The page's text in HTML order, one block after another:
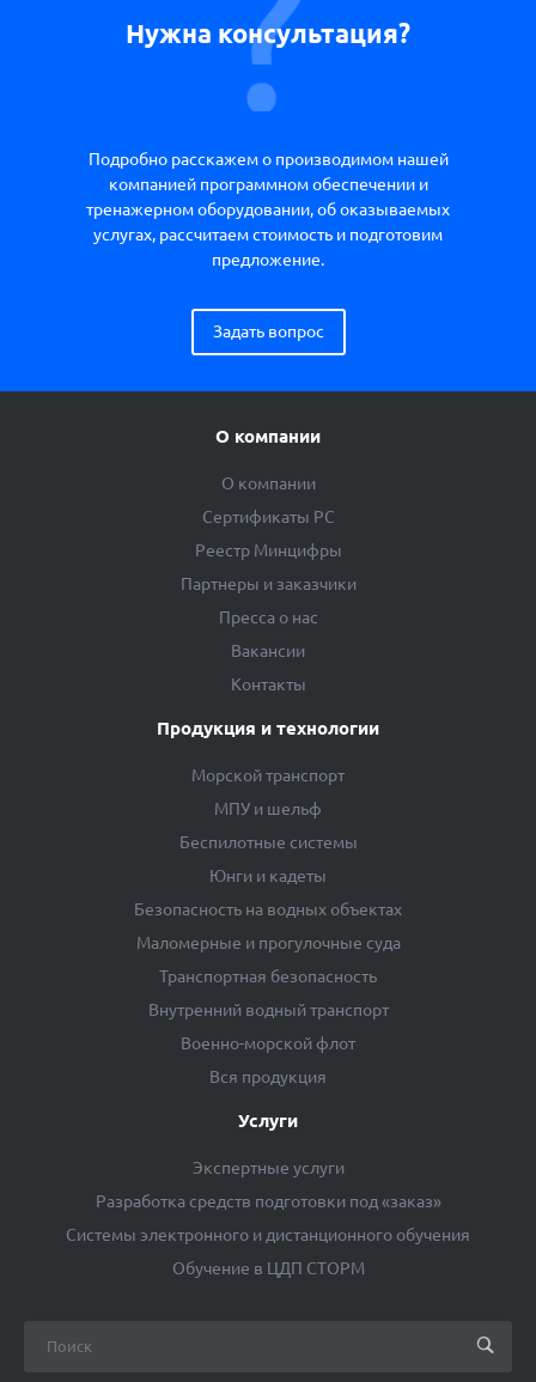
Нужна консультация?
Подробно расскажем о производимом нашей
компанией программном обеспечении и
тренажерном оборудовании, об оказываемых
услугах, рассчитаем стоимость и подготовим
предложение.
Задать вопрос
О компании
О компании
Сертификаты РС
Реестр Минцифры
Партнеры и заказчики
Пресса о нас
Вакансии
Контакты
Продукция и технологии
Морской транспорт
МПУ и шельф
Беспилотные системы
Юнги и кадеты
Безопасность на водных объектах
Маломерные и прогулочные суда
Транспортная безопасность
Внутренний водный транспорт
Военно-морской флот
Вся продукция
Услуги
Экспертные услуги
Разработка средств подготовки под «заказ»
Системы электронного и дистанционного обучения
Обучение в ЦДП СТОРМ